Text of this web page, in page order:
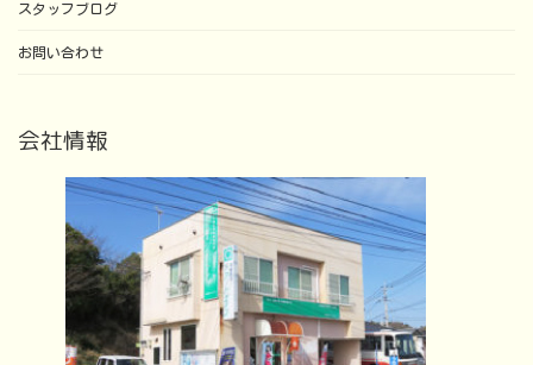
スタッフブログ
お問い合わせ
会社情報